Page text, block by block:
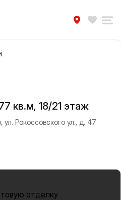
кв.м, 18/21 этаж
Рокоссовского ул., д. 47
отделку